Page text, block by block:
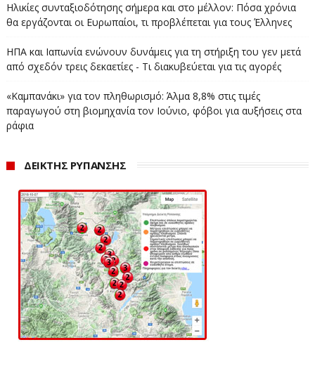
Ηλικίες συνταξιοδότησης σήμερα και στο μέλλον: Πόσα χρόνια
θα εργάζονται οι Ευρωπαίοι, τι προβλέπεται για τους Έλληνες
ΗΠΑ και Ιαπωνία ενώνουν δυνάμεις για τη στήριξη του γεν μετά
από σχεδόν τρεις δεκαετίες - Τι διακυβεύεται για τις αγορές
«Καμπανάκι» για τον πληθωρισμό: Άλμα 8,8% στις τιμές
παραγωγού στη βιομηχανία τον Ιούνιο, φόβοι για αυξήσεις στα
ράφια
ΔΕΙΚΤΗΣ ΡΥΠΑΝΣΗΣ